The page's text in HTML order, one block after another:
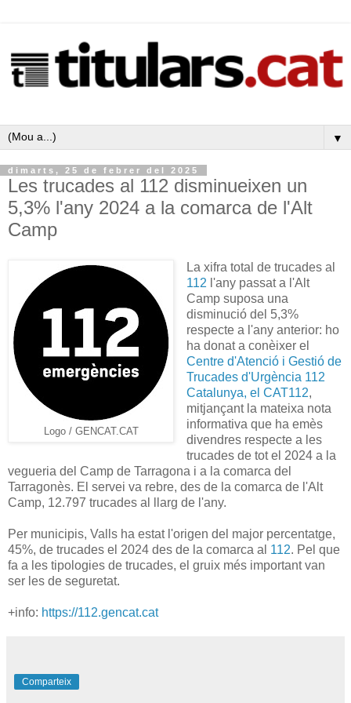
▼
dimarts, 25 de febrer del 2025
Les trucades al 112 disminueixen un
5,3% l'any 2024 a la comarca de l'Alt
Camp
Logo / GENCAT.CAT
La xifra total de trucades al
112 l'any passat a l'Alt
Camp suposa una
disminució del 5,3%
respecte a l'any anterior: ho
ha donat a conèixer el
Centre d'Atenció i Gestió de
Trucades d'Urgència 112
Catalunya, el CAT112,
mitjançant la mateixa nota
informativa que ha emès
divendres respecte a les
trucades de tot el 2024 a la
vegueria del Camp de Tarragona i a la comarca del
Tarragonès. El servei va rebre, des de la comarca de l'Alt
Camp, 12.797 trucades al llarg de l'any.
Per municipis, Valls ha estat l'origen del major percentatge,
45%, de trucades el 2024 des de la comarca al 112. Pel que
fa a les tipologies de trucades, el gruix més important van
ser les de seguretat.
+info: https://112.gencat.cat
Comparteix